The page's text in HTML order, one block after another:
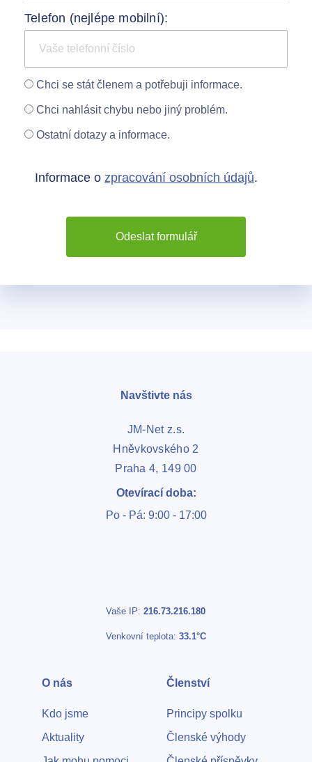
Telefon (nejlépe mobilní):
Chci se stát členem a potřebuji informace.
Chci nahlásit chybu nebo jiný problém.
Ostatní dotazy a informace.
Informace o zpracování osobních údajů.
Odeslat formulář
Vaše IP: 216.73.216.180
Venkovní teplota: 33.1°C
Navštivte nás
JM-Net z.s.
Hněvkovského 2
Praha 4, 149 00
Otevírací doba:
Po - Pá: 9:00 - 17:00
O nás
Kdo jsme
Aktuality
Členství
Principy spolku
Členské výhody